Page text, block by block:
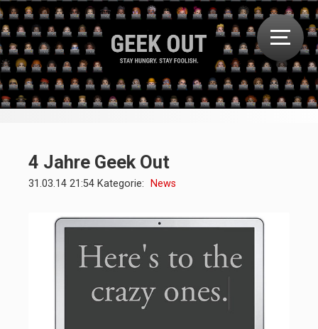
4 Jahre Geek Out
31.03.14 21:54 Kategorie: News